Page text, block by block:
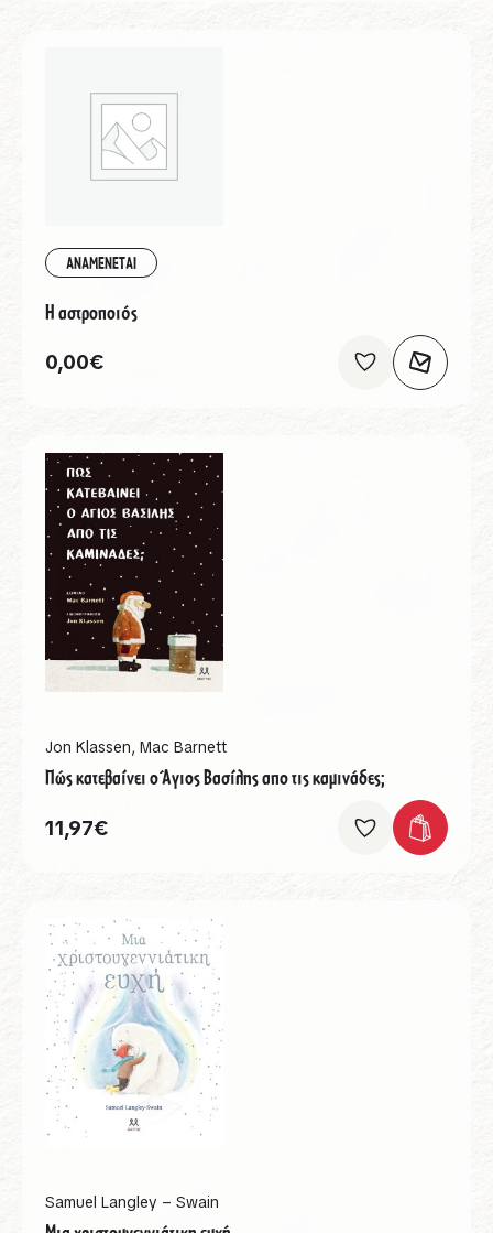
ΑΝΑΜΕΝΕΤΑΙ
Η αστροποιός
0,00€
Jon Klassen, Mac Barnett
Πώς κατεβαίνει ο Άγιος Βασίλης απο τις καμινάδες;
11,97€
Samuel Langley – Swain